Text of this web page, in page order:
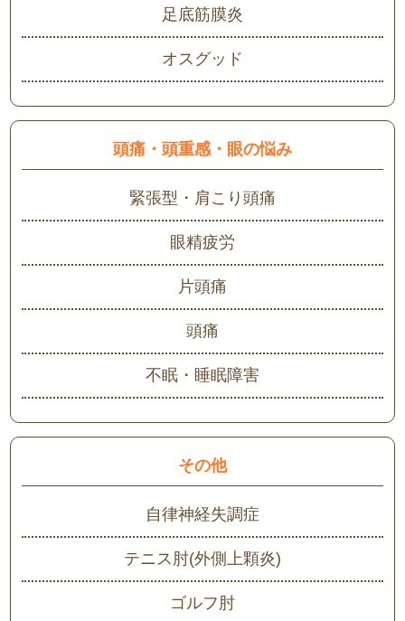
足底筋膜炎
オスグッド
頭痛・頭重感・眼の悩み
緊張型・肩こり頭痛
眼精疲労
片頭痛
頭痛
不眠・睡眠障害
その他
自律神経失調症
テニス肘(外側上顆炎)
ゴルフ肘